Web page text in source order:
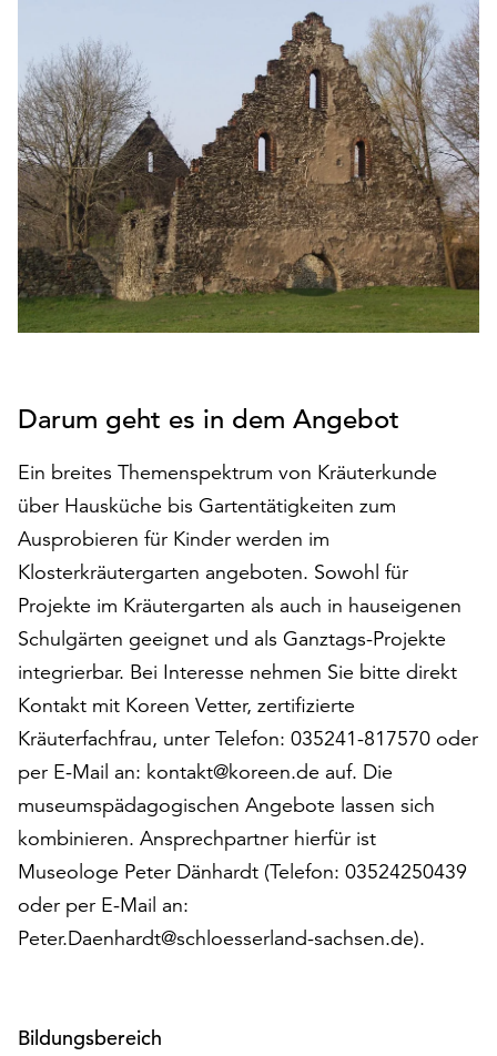
Betrieb
der
Seite
notwendig
sind
(funktionale
Cookies),
sowie
solche,
die
lediglich
zu
werden.
Klicken
Sie
auf
„Alle
akzeptieren“,
um
Cookies
zu
akzeptieren.
können
Ihr
Einverständnis
jederzeit
ändern
und
widerrufen.
Dafür
steht
Ende
Darum geht es in dem Angebot
Ein breites Themenspektrum von Kräuterkunde
über Hausküche bis Gartentätigkeiten zum
Ausprobieren für Kinder werden im
Klosterkräutergarten angeboten. Sowohl für
Projekte im Kräutergarten als auch in hauseigenen
Schulgärten geeignet und als Ganztags-Projekte
integrierbar. Bei Interesse nehmen Sie bitte direkt
Kontakt mit Koreen Vetter, zertifizierte
Kräuterfachfrau, unter Telefon: 035241-817570 oder
per E-Mail an: kontakt@koreen.de auf. Die
museumspädagogischen Angebote lassen sich
kombinieren. Ansprechpartner hierfür ist
Museologe Peter Dänhardt (Telefon: 03524250439
oder per E-Mail an:
Peter.Daenhardt@schloesserland-sachsen.de).
Bildungsbereich